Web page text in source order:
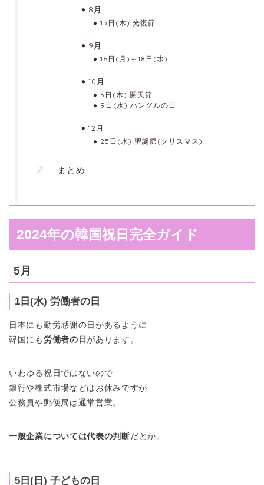
8月
15日(木) 光復節
9月
16日(月)～18日(水)
10月
3日(木) 開天節
9日(水) ハングルの日
12月
25日(水) 聖誕節(クリスマス)
まとめ
2024年の韓国祝日完全ガイド
5月
1日(水) 労働者の日
日本にも勤労感謝の日があるように
韓国にも労働者の日があります。
いわゆる祝日ではないので
銀行や株式市場などはお休みですが
公務員や郵便局は通常営業。
一般企業については代表の判断だとか。
5日(日) 子どもの日